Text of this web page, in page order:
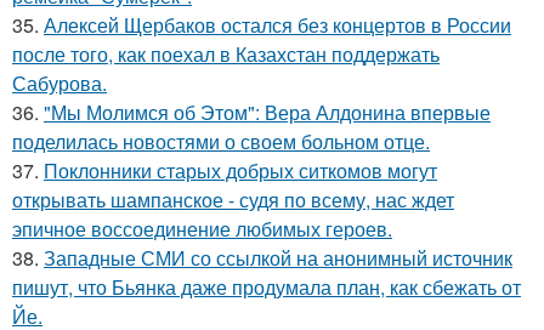
35. Алексей Щербаков остался без концертов в России
после того, как поехал в Казахстан поддержать
Сабурова.
36. "Мы Молимся об Этом": Вера Алдонина впервые
поделилась новостями о своем больном отце.
37. Поклонники старых добрых ситкомов могут
открывать шампанское - судя по всему, нас ждет
эпичное воссоединение любимых героев.
38. Западные СМИ со ссылкой на анонимный источник
пишут, что Бьянка даже продумала план, как сбежать от
Йе.